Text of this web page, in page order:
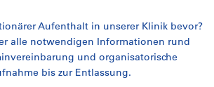
Aufenthalt in unserer Klinik bevor?
alle notwendigen Informationen rund
und organisatorische
bis zur Entlassung.